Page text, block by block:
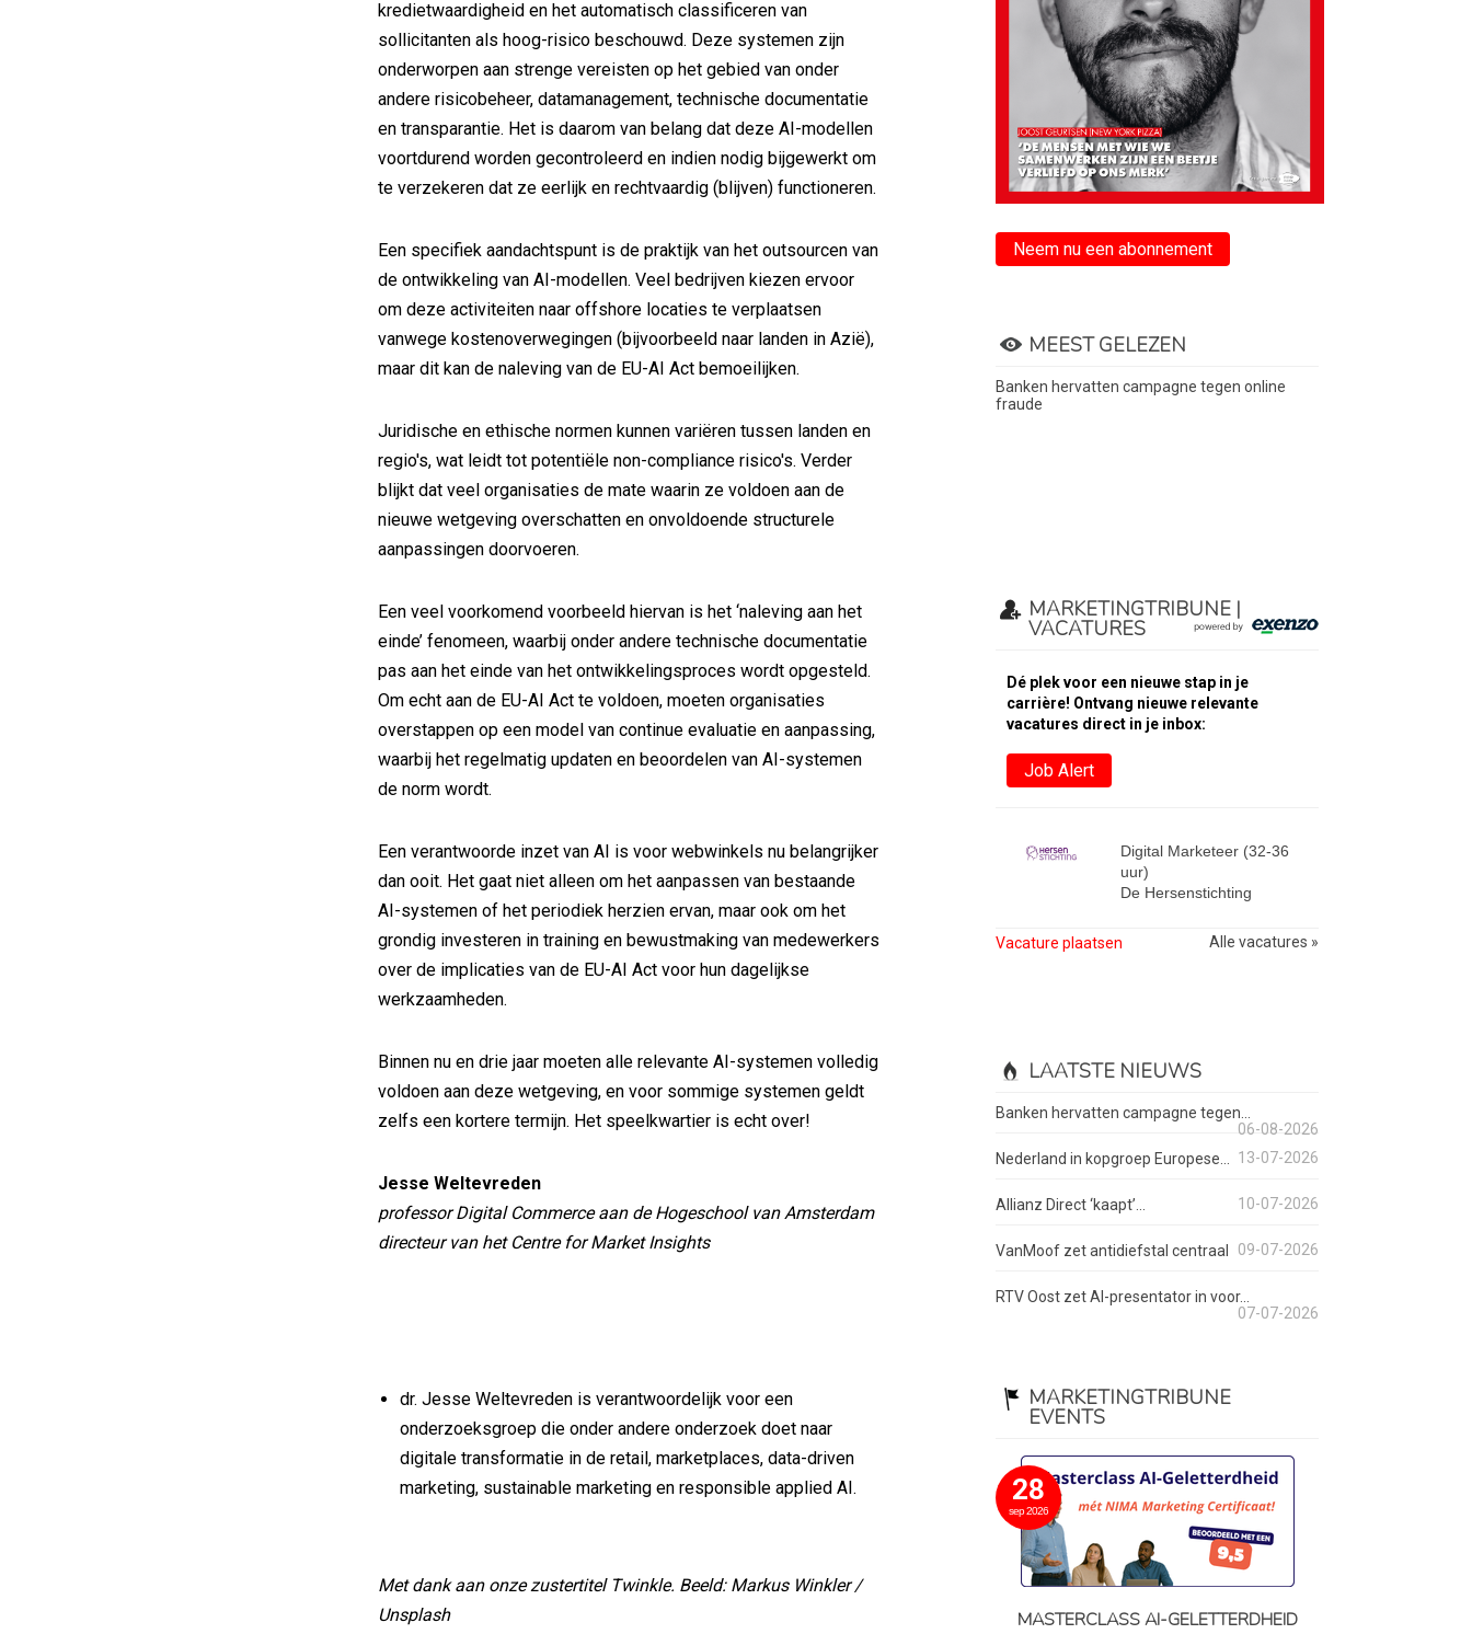
kredietwaardigheid en het automatisch classificeren van
sollicitanten als hoog-risico beschouwd. Deze systemen zijn
onderworpen aan strenge vereisten op het gebied van onder
andere risicobeheer, datamanagement, technische documentatie
en transparantie. Het is daarom van belang dat deze AI-modellen
voortdurend worden gecontroleerd en indien nodig bijgewerkt om
te verzekeren dat ze eerlijk en rechtvaardig (blijven) functioneren.
Een specifiek aandachtspunt is de praktijk van het outsourcen van
de ontwikkeling van AI-modellen. Veel bedrijven kiezen ervoor
om deze activiteiten naar offshore locaties te verplaatsen
vanwege kostenoverwegingen (bijvoorbeeld naar landen in Azië),
maar dit kan de naleving van de EU-AI Act bemoeilijken.
Juridische en ethische normen kunnen variëren tussen landen en
regio's, wat leidt tot potentiële non-compliance risico's. Verder
blijkt dat veel organisaties de mate waarin ze voldoen aan de
nieuwe wetgeving overschatten en onvoldoende structurele
aanpassingen doorvoeren.
Een veel voorkomend voorbeeld hiervan is het ‘naleving aan het
einde’ fenomeen, waarbij onder andere technische documentatie
pas aan het einde van het ontwikkelingsproces wordt opgesteld.
Om echt aan de EU-AI Act te voldoen, moeten organisaties
overstappen op een model van continue evaluatie en aanpassing,
waarbij het regelmatig updaten en beoordelen van AI-systemen
de norm wordt.
Een verantwoorde inzet van AI is voor webwinkels nu belangrijker
dan ooit. Het gaat niet alleen om het aanpassen van bestaande
AI-systemen of het periodiek herzien ervan, maar ook om het
grondig investeren in training en bewustmaking van medewerkers
over de implicaties van de EU-AI Act voor hun dagelijkse
werkzaamheden.
Binnen nu en drie jaar moeten alle relevante AI-systemen volledig
voldoen aan deze wetgeving, en voor sommige systemen geldt
zelfs een kortere termijn. Het speelkwartier is echt over!
Jesse Weltevreden
professor Digital Commerce aan de Hogeschool van Amsterdam
directeur van het Centre for Market Insights
dr. Jesse Weltevreden is verantwoordelijk voor een
onderzoeksgroep die onder andere onderzoek doet naar
digitale transformatie in de retail, marketplaces, data-driven
marketing, sustainable marketing en responsible applied AI.
Met dank aan onze zustertitel Twinkle. Beeld: Markus Winkler /
Unsplash
Neem nu een abonnement
MEEST GELEZEN
Banken hervatten campagne tegen online
fraude
MARKETINGTRIBUNE |
VACATURES
Dé plek voor een nieuwe stap in je
carrière! Ontvang nieuwe relevante
vacatures direct in je inbox:
Job Alert
Digital Marketeer (32-36
uur)
De Hersenstichting
Vacature plaatsen Alle vacatures »
LAATSTE NIEUWS
Banken hervatten campagne tegen...
06-08-2026
Nederland in kopgroep Europese...
13-07-2026
Allianz Direct ‘kaapt’... 10-07-2026
VanMoof zet antidiefstal centraal 09-07-2026
RTV Oost zet AI-presentator in voor...
07-07-2026
MARKETINGTRIBUNE
EVENTS
28
sep 2026
MASTERCLASS AI-GELETTERDHEID